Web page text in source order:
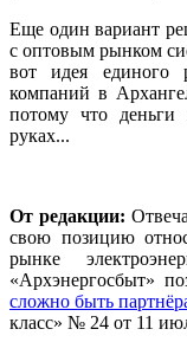
Еще один вариант
с оптовым рынком
вот идея единого
компаний в
потому что деньги
руках...
От редакции:
свою позицию
рынке
«Архэнергосбыт»
сложно быть
класс» № 24 от 11